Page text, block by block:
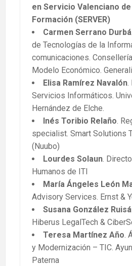
en Servicio Valenciano
Formación (SERVER)
Carmen Serrano Durbá
de Tecnologías de la
comunicaciones.
Modelo Económico.
Elisa Ramírez Navalón.
Servicios Informáticos.
Hernández de Elche.
Inés Toribio Relaño.
specialist. Smart Solutions
(Nuubo)
Lourdes Solaun.
Humanos de ITI
María Ángeles León
Advisory Services. Ernst &
Susana González
Hiberus LegalTech &
Teresa Martínez Año.
y Modernización – TIC.
Paterna